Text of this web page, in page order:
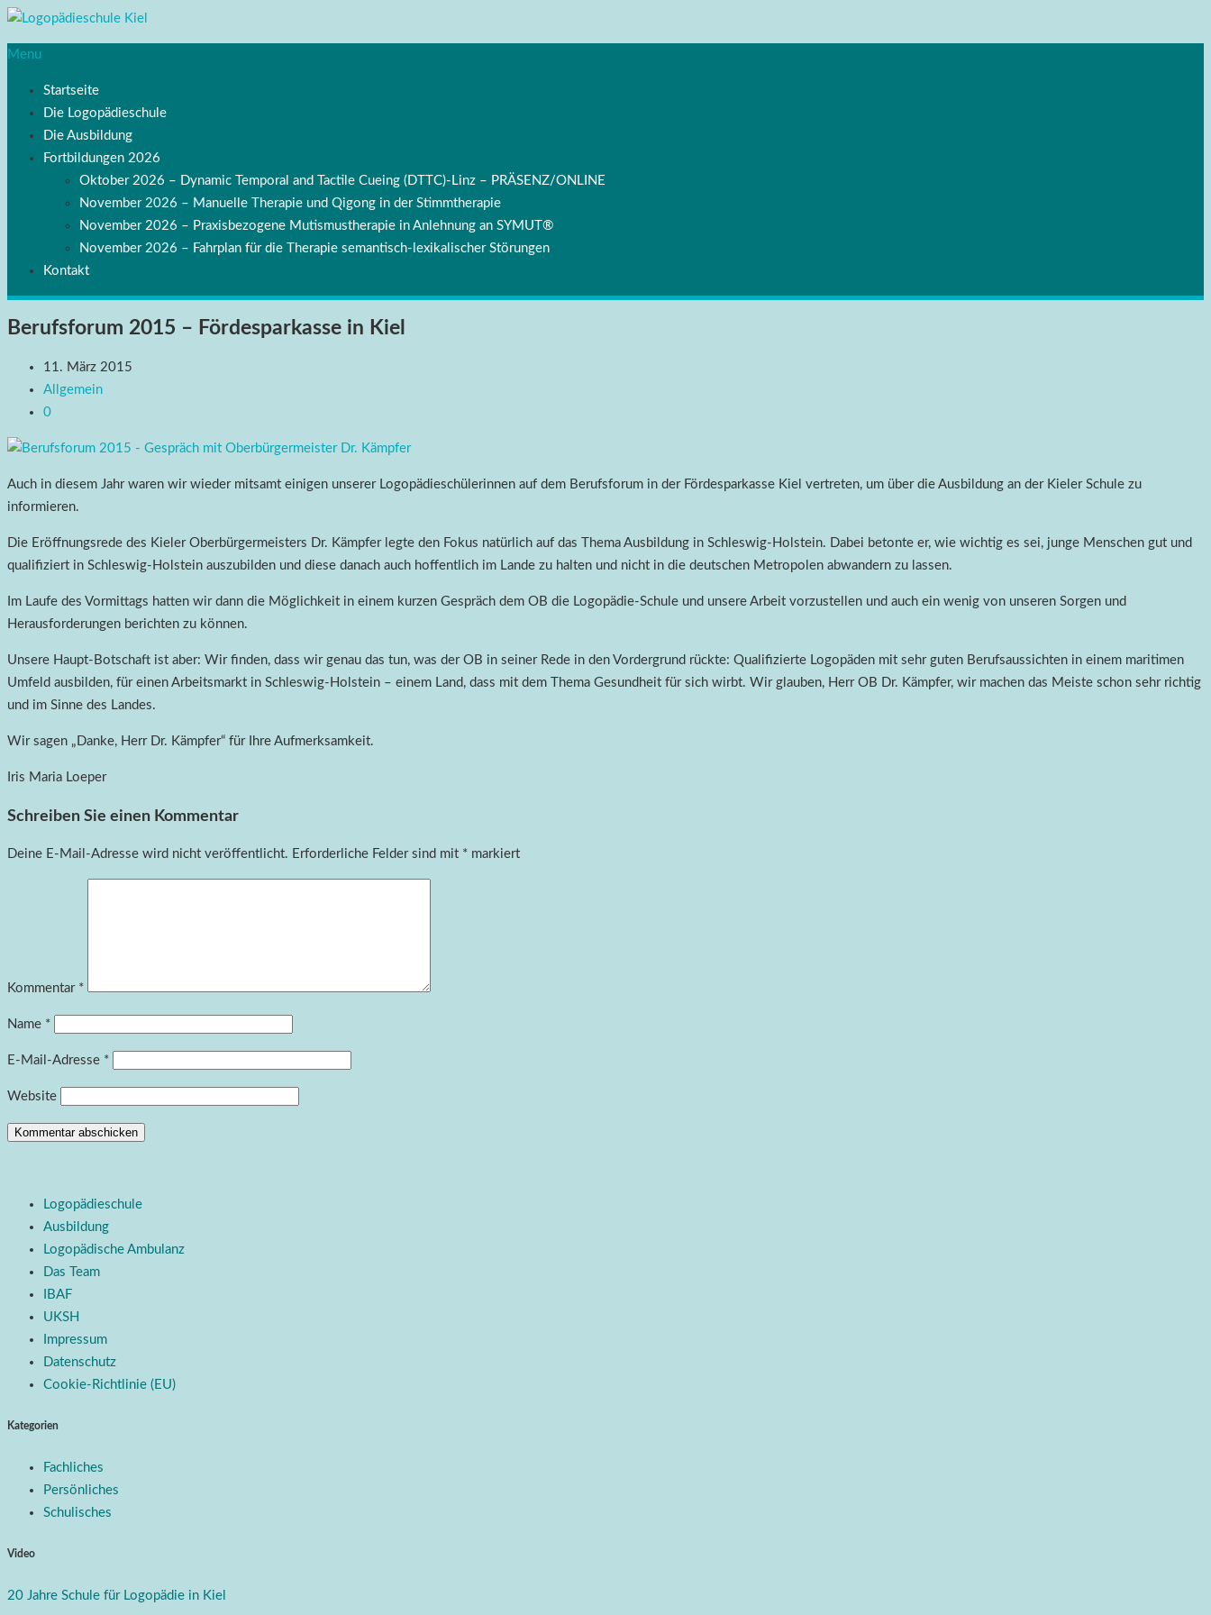
Menu
Startseite
Die Logopädieschule
Die Ausbildung
Fortbildungen 2026
Oktober 2026 – Dynamic Temporal and Tactile Cueing (DTTC)-Linz – PRÄSENZ/ONLINE
November 2026 – Manuelle Therapie und Qigong in der Stimmtherapie
November 2026 – Praxisbezogene Mutismustherapie in Anlehnung an SYMUT®
November 2026 – Fahrplan für die Therapie semantisch-lexikalischer Störungen
Kontakt
Berufsforum 2015 – Fördesparkasse in Kiel
11. März 2015
Allgemein
0
Auch in diesem Jahr waren wir wieder mitsamt einigen unserer Logopädieschülerinnen auf dem Berufsforum in der Fördesparkasse Kiel vertreten, um über die Ausbildung an der Kieler Schule zu
informieren.
Die Eröffnungsrede des Kieler Oberbürgermeisters Dr. Kämpfer legte den Fokus natürlich auf das Thema Ausbildung in Schleswig-Holstein. Dabei betonte er, wie wichtig es sei, junge Menschen gut und
qualifiziert in Schleswig-Holstein auszubilden und diese danach auch hoffentlich im Lande zu halten und nicht in die deutschen Metropolen abwandern zu lassen.
Im Laufe des Vormittags hatten wir dann die Möglichkeit in einem kurzen Gespräch dem OB die Logopädie-Schule und unsere Arbeit vorzustellen und auch ein wenig von unseren Sorgen und
Herausforderungen berichten zu können.
Unsere Haupt-Botschaft ist aber: Wir finden, dass wir genau das tun, was der OB in seiner Rede in den Vordergrund rückte: Qualifizierte Logopäden mit sehr guten Berufsaussichten in einem maritimen
Umfeld ausbilden, für einen Arbeitsmarkt in Schleswig-Holstein – einem Land, dass mit dem Thema Gesundheit für sich wirbt. Wir glauben, Herr OB Dr. Kämpfer, wir machen das Meiste schon sehr richtig
und im Sinne des Landes.
Wir sagen „Danke, Herr Dr. Kämpfer“ für Ihre Aufmerksamkeit.
Iris Maria Loeper
Schreiben Sie einen Kommentar
Deine E-Mail-Adresse wird nicht veröffentlicht. Erforderliche Felder sind mit * markiert
Kommentar *
Name *
E-Mail-Adresse *
Website
Logopädieschule
Ausbildung
Logopädische Ambulanz
Das Team
IBAF
UKSH
Impressum
Datenschutz
Cookie-Richtlinie (EU)
Kategorien
Fachliches
Persönliches
Schulisches
Video
20 Jahre Schule für Logopädie in Kiel